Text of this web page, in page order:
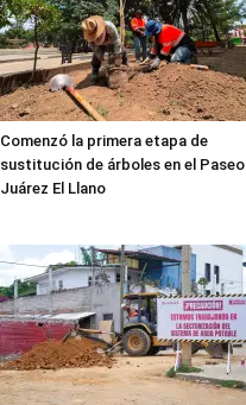
Comenzó la primera etapa de
sustitución de árboles en el Paseo
Juárez El Llano